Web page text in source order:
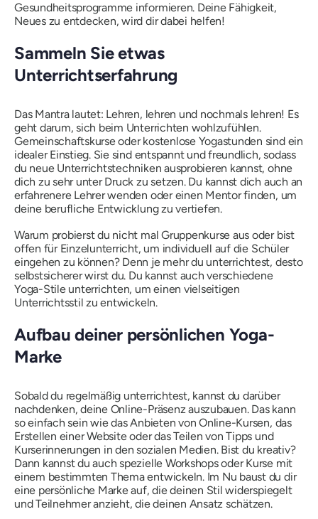
Gesundheitsprogramme informieren. Deine Fähigkeit,
Neues zu entdecken, wird dir dabei helfen!
Sammeln Sie etwas
Unterrichtserfahrung
Das Mantra lautet: Lehren, lehren und nochmals lehren! Es
geht darum, sich beim Unterrichten wohlzufühlen.
Gemeinschaftskurse oder kostenlose Yogastunden sind ein
idealer Einstieg. Sie sind entspannt und freundlich, sodass
du neue Unterrichtstechniken ausprobieren kannst, ohne
dich zu sehr unter Druck zu setzen. Du kannst dich auch an
erfahrenere Lehrer wenden oder einen Mentor finden, um
deine berufliche Entwicklung zu vertiefen.
Warum probierst du nicht mal Gruppenkurse aus oder bist
offen für Einzelunterricht, um individuell auf die Schüler
eingehen zu können? Denn je mehr du unterrichtest, desto
selbstsicherer wirst du. Du kannst auch verschiedene
Yoga-Stile unterrichten, um einen vielseitigen
Unterrichtsstil zu entwickeln.
Aufbau deiner persönlichen Yoga-
Marke
Sobald du regelmäßig unterrichtest, kannst du darüber
nachdenken, deine Online-Präsenz auszubauen. Das kann
so einfach sein wie das Anbieten von Online-Kursen, das
Erstellen einer Website oder das Teilen von Tipps und
Kurserinnerungen in den sozialen Medien. Bist du kreativ?
Dann kannst du auch spezielle Workshops oder Kurse mit
einem bestimmten Thema entwickeln. Im Nu baust du dir
eine persönliche Marke auf, die deinen Stil widerspiegelt
und Teilnehmer anzieht, die deinen Ansatz schätzen.